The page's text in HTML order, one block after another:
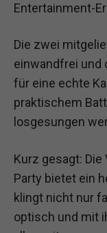
Entertainment-
Die zwei
einwandfrei und
für eine echte
praktischem
losgesungen
Kurz gesagt: Die
Party bietet ein
klingt nicht nur
optisch und mit